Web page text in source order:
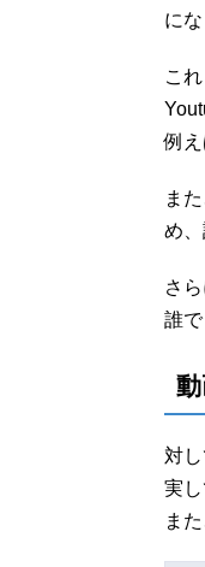
にな
こ
例
ま
め
さ
誰
対
実
ま